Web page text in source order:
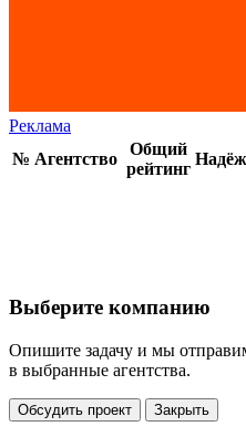
Реклама
№ Агентство
Общий
рейтинг
Выберите компанию
Опишите задачу и мы
в выбранные агентства.
Обсудить проект Закрыть